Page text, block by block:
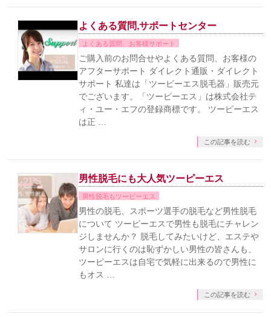
よくある質問,サポートセンター
よくある質問、お客様サポート
ご購入前のお問合せやよくある質問、お客様の
アフターサポート ダイレクト通販・ダイレクト
サポート 私達は「ツーピーエス脱毛器」販売元
でございます。「ツーピーエス」は株式会社テ
ィ・ユー・エフの登録商標です。 ツーピーエス
は正 …
この記事を読む
男性脱毛にも大人気ツーピーエス
男性脱毛もツーピーエス
男性の脱毛、スポーツ選手の脱毛など男性脱毛
について ツーピーエスで男性も脱毛にチャレン
ジしませんか？ 脱毛してみたいけど、エステや
サロンに行くのは恥ずかしい男性の皆さんも、
ツーピーエスは自宅で気軽に出来るので男性に
もオス …
この記事を読む